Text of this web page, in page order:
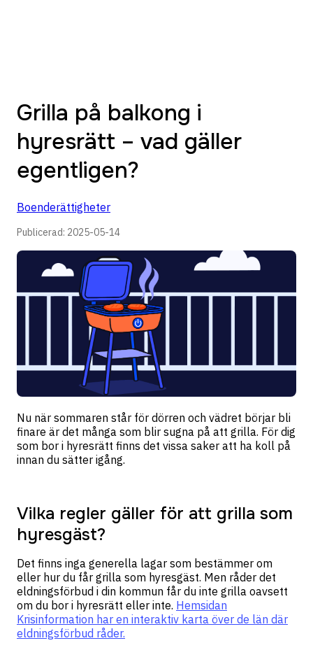
Grilla på balkong i
hyresrätt – vad gäller
egentligen?
Boenderättigheter
Publicerad: 2025-05-14
Nu när sommaren står för dörren och vädret börjar bli
finare är det många som blir sugna på att grilla. För dig
som bor i hyresrätt finns det vissa saker att ha koll på
innan du sätter igång.
Vilka regler gäller för att grilla som
hyresgäst?
Det finns inga generella lagar som bestämmer om
eller hur du får grilla som hyresgäst. Men råder det
eldningsförbud i din kommun får du inte grilla oavsett
om du bor i hyresrätt eller inte. Hemsidan
Krisinformation har en interaktiv karta över de län där
eldningsförbud råder.